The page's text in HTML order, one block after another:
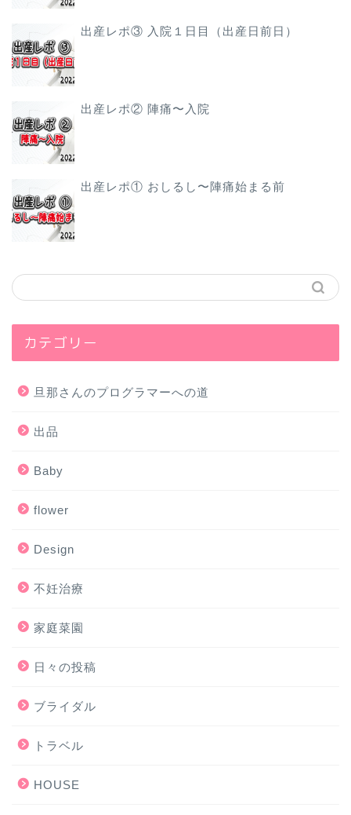
出産レポ③ 入院１日目（出産日前日）
出産レポ② 陣痛〜入院
出産レポ① おしるし〜陣痛始まる前
カテゴリー
旦那さんのプログラマーへの道
出品
Baby
flower
Design
不妊治療
家庭菜園
日々の投稿
ブライダル
トラベル
HOUSE